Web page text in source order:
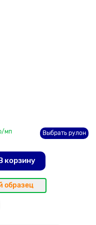
мп
Выбрать рулон
В корзину
образец